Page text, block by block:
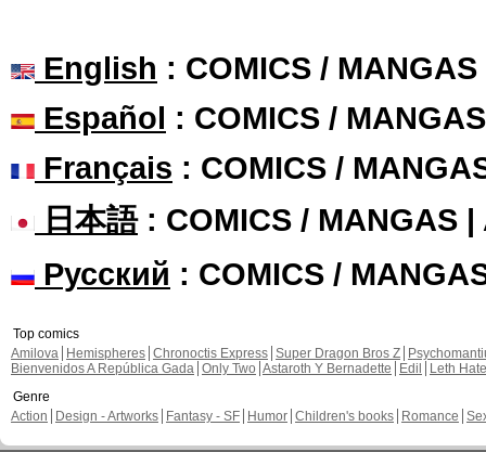
English : COMICS /
Español : COMICS /
Français : COMICS /
日本語: COMICS / MANGAS |
Русский : COMICS /
Top comics
Amilova
Hemispheres Chronoctis Express Super Dragon Bros Z
Bienvenidos A República Gada Only Two Astaroth Y Bernadette Edil
Leth Hate
Genre
Action
Design - Artworks Fantasy - SF Humor Children's books Romance